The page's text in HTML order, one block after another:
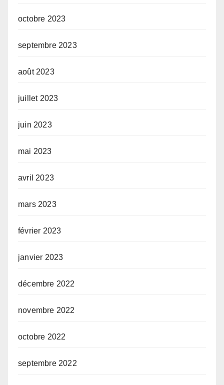
octobre 2023
septembre 2023
août 2023
juillet 2023
juin 2023
mai 2023
avril 2023
mars 2023
février 2023
janvier 2023
décembre 2022
novembre 2022
octobre 2022
septembre 2022